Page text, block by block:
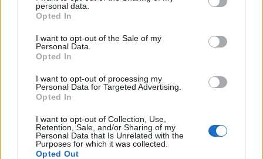
personal data.
Opted In
I want to opt-out of the Sale of my
Personal Data.
Opted In
I want to opt-out of processing my
Personal Data for Targeted Advertising.
Opted In
I want to opt-out of Collection, Use,
Retention, Sale, and/or Sharing of my
Personal Data that Is Unrelated with the
Purposes for which it was collected.
Opted Out